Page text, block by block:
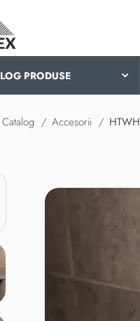
PRODUSE
Catalog Accesorii